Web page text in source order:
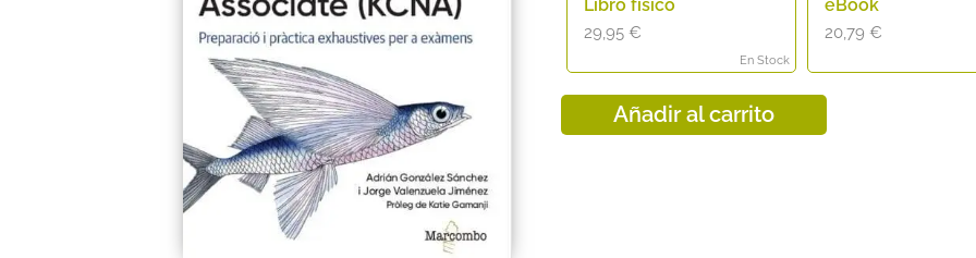
Libro físico
29,95€
En Stock
eBook
20,79 €
Añadir al carrito